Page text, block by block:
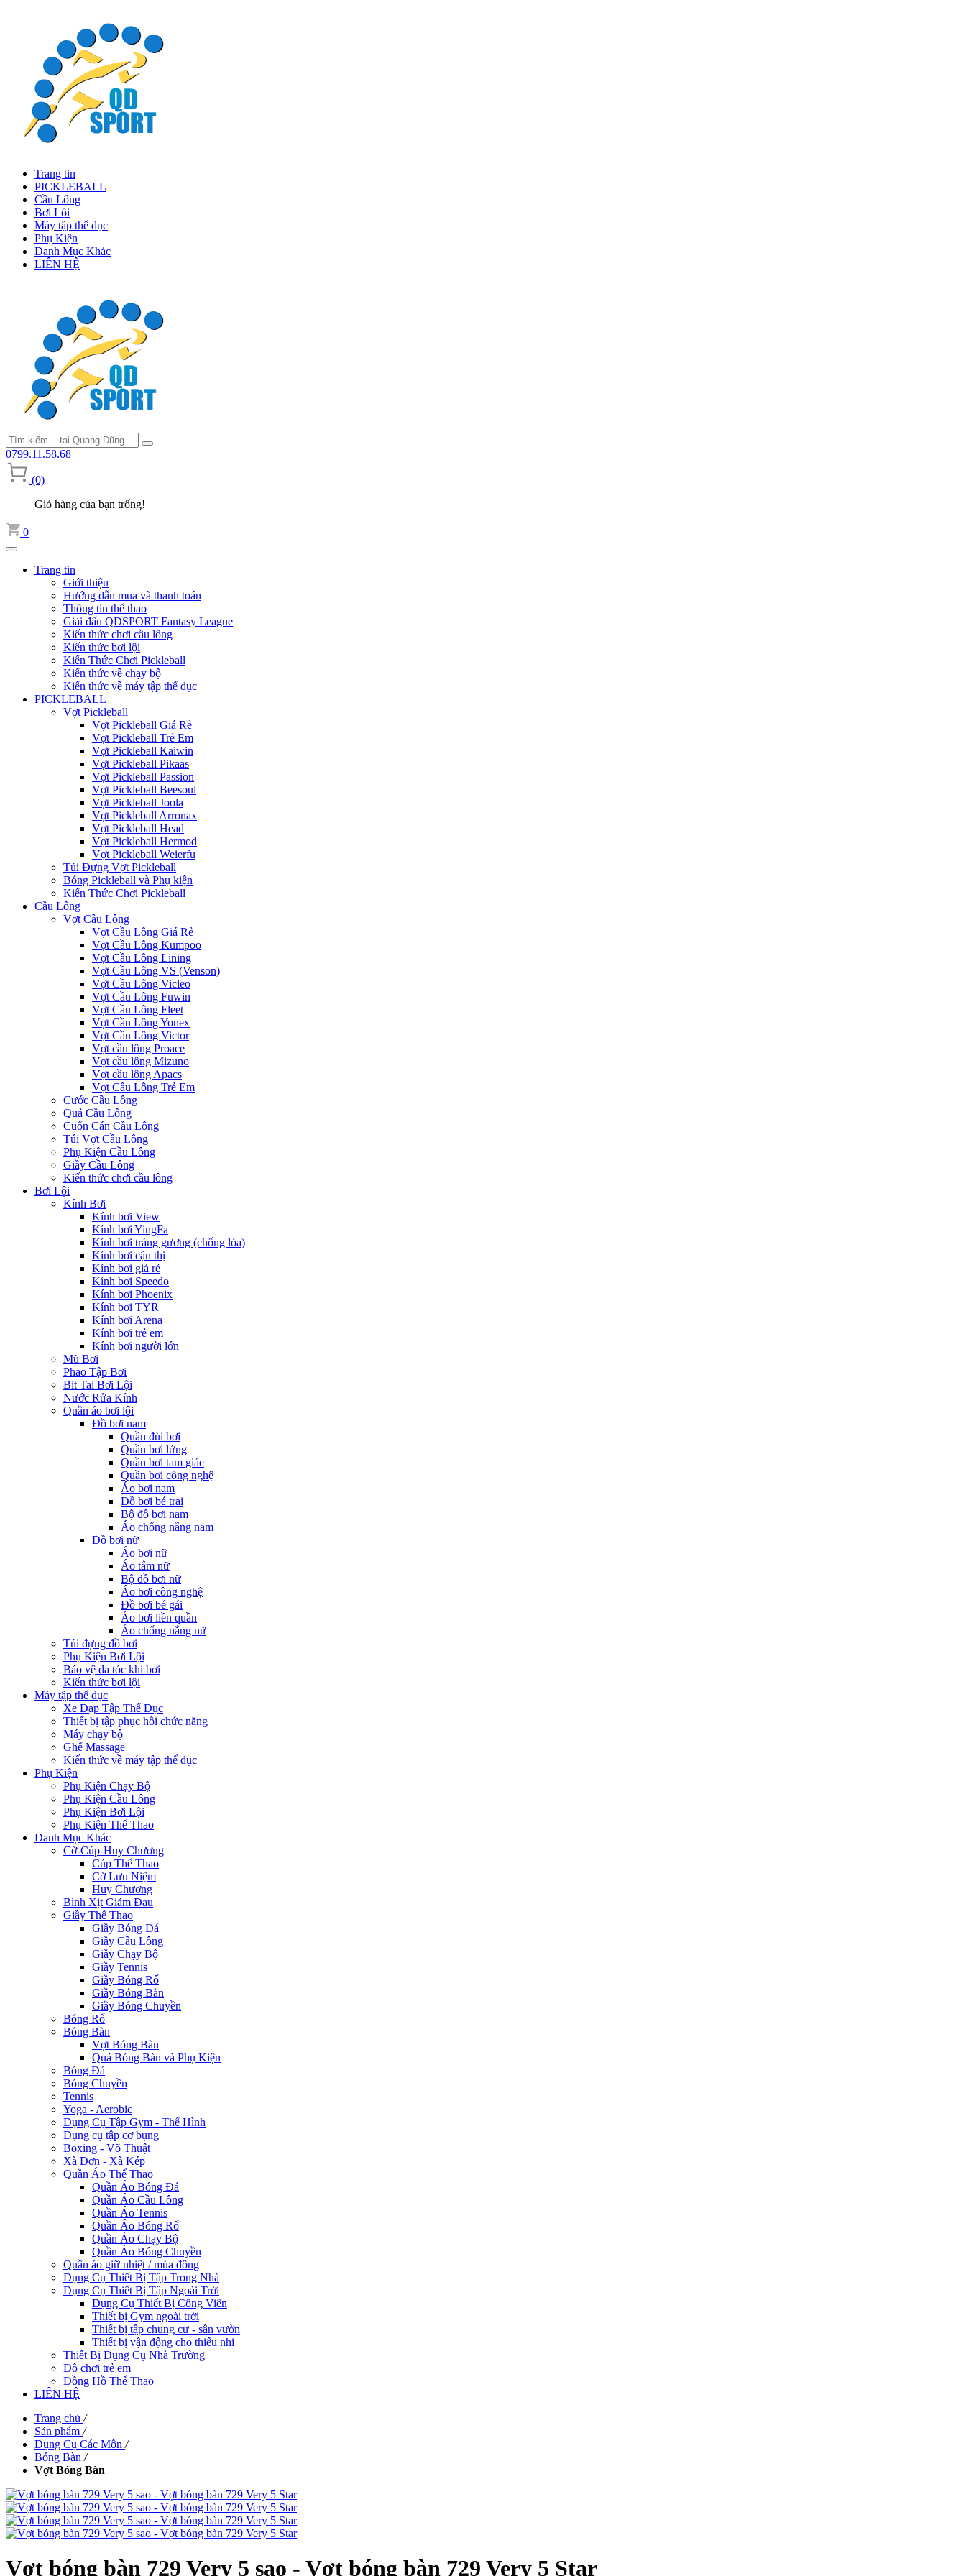
Trang tin
PICKLEBALL
Cầu Lông
Bơi Lội
Máy tập thể dục
Phụ Kiện
Danh Mục Khác
LIÊN HỆ
0799.11.58.68
(0)
Giỏ hàng của bạn trống!
0
Trang tin
Giới thiệu
Hướng dẫn mua và thanh toán
Thông tin thể thao
Giải đấu QDSPORT Fantasy League
Kiến thức chơi cầu lông
Kiến thức bơi lội
Kiến Thức Chơi Pickleball
Kiến thức về chạy bộ
Kiến thức về máy tập thể dục
PICKLEBALL
Vợt Pickleball
Vợt Pickleball Giá Rẻ
Vợt Pickleball Trẻ Em
Vợt Pickleball Kaiwin
Vợt Pickleball Pikaas
Vợt Pickleball Passion
Vợt Pickleball Beesoul
Vợt Pickleball Joola
Vợt Pickleball Arronax
Vợt Pickleball Head
Vợt Pickleball Hermod
Vợt Pickleball Weierfu
Túi Đựng Vợt Pickleball
Bóng Pickleball và Phụ kiện
Kiến Thức Chơi Pickleball
Cầu Lông
Vợt Cầu Lông
Vợt Cầu Lông Giá Rẻ
Vợt Cầu Lông Kumpoo
Vợt Cầu Lông Lining
Vợt Cầu Lông VS (Venson)
Vợt Cầu Lông Vicleo
Vợt Cầu Lông Fuwin
Vợt Cầu Lông Fleet
Vợt Cầu Lông Yonex
Vợt Cầu Lông Victor
Vợt cầu lông Proace
Vợt cầu lông Mizuno
Vợt cầu lông Apacs
Vợt Cầu Lông Trẻ Em
Cước Cầu Lông
Quả Cầu Lông
Cuốn Cán Cầu Lông
Túi Vợt Cầu Lông
Phụ Kiện Cầu Lông
Giầy Cầu Lông
Kiến thức chơi cầu lông
Bơi Lội
Kính Bơi
Kính bơi View
Kính bơi YingFa
Kính bơi tráng gương (chống lóa)
Kính bơi cận thị
Kính bơi giá rẻ
Kính bơi Speedo
Kính bơi Phoenix
Kính bơi TYR
Kính bơi Arena
Kính bơi trẻ em
Kính bơi người lớn
Mũ Bơi
Phao Tập Bơi
Bit Tai Bơi Lội
Nước Rửa Kính
Quần áo bơi lội
Đồ bơi nam
Quần đùi bơi
Quần bơi lửng
Quần bơi tam giác
Quần bơi công nghệ
Áo bơi nam
Đồ bơi bé trai
Bộ đồ bơi nam
Áo chống nắng nam
Đồ bơi nữ
Áo bơi nữ
Áo tắm nữ
Bộ đồ bơi nữ
Áo bơi công nghệ
Đồ bơi bé gái
Áo bơi liền quần
Áo chống nắng nữ
Túi đựng đồ bơi
Phụ Kiện Bơi Lội
Bảo vệ da tóc khi bơi
Kiến thức bơi lội
Máy tập thể dục
Xe Đạp Tập Thể Dục
Thiết bị tập phục hồi chức năng
Máy chạy bộ
Ghế Massage
Kiến thức về máy tập thể dục
Phụ Kiện
Phụ Kiện Chạy Bộ
Phụ Kiện Cầu Lông
Phụ Kiện Bơi Lội
Phụ Kiện Thể Thao
Danh Mục Khác
Cờ-Cúp-Huy Chương
Cúp Thể Thao
Cờ Lưu Niệm
Huy Chương
Bình Xịt Giảm Đau
Giầy Thể Thao
Giầy Bóng Đá
Giầy Cầu Lông
Giầy Chạy Bộ
Giầy Tennis
Giầy Bóng Rổ
Giầy Bóng Bàn
Giầy Bóng Chuyền
Bóng Rổ
Bóng Bàn
Vợt Bóng Bàn
Quả Bóng Bàn và Phụ Kiện
Bóng Đá
Bóng Chuyền
Tennis
Yoga - Aerobic
Dụng Cụ Tập Gym - Thể Hình
Dụng cụ tập cơ bụng
Boxing - Võ Thuật
Xà Đơn - Xà Kép
Quần Áo Thể Thao
Quần Áo Bóng Đá
Quần Áo Cầu Lông
Quần Áo Tennis
Quần Áo Bóng Rổ
Quần Áo Chạy Bộ
Quần Áo Bóng Chuyền
Quần áo giữ nhiệt / mùa đông
Dụng Cụ Thiết Bị Tập Trong Nhà
Dụng Cụ Thiết Bị Tập Ngoài Trời
Dụng Cụ Thiết Bị Công Viên
Thiết bị Gym ngoài trời
Thiết bị tập chung cư - sân vườn
Thiết bị vận động cho thiếu nhi
Thiết Bị Dụng Cụ Nhà Trường
Đồ chơi trẻ em
Đồng Hồ Thể Thao
LIÊN HỆ
Trang chủ /
Sản phẩm /
Dụng Cụ Các Môn /
Bóng Bàn /
Vợt Bóng Bàn
Vợt bóng bàn 729 Very 5 sao - Vợt bóng bàn 729 Very 5 Star